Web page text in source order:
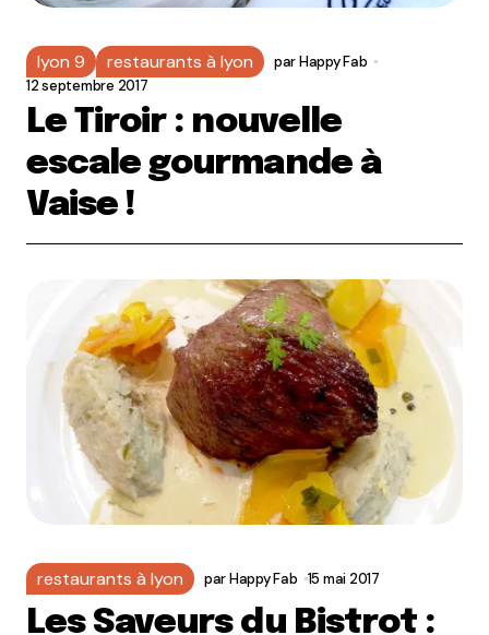
lyon 9 restaurants à lyon parHappy Fab
12 septembre 2017
Le Tiroir : nouvelle
escale gourmande à
Vaise !
restaurants à lyon parHappy Fab 15 mai 2017
Les Saveurs du Bistrot :